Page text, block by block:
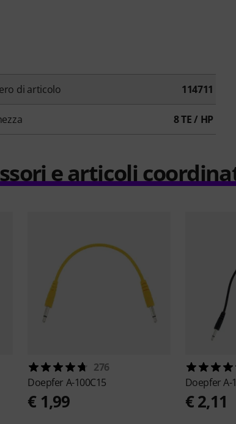
di articolo 114711
8 TE / HP
e articoli
276
Doepfer A-100C15
€ 1,99
DoepferA-
€ 2,11